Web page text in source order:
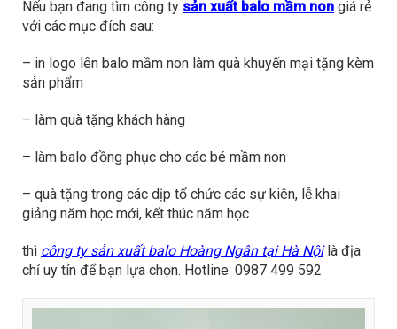
Nếu bạn đang tìm công ty sản xuất balo mầm non giá rẻ
với các mục đích sau:
– in logo lên balo mầm non làm quà khuyến mại tặng kèm
sản phẩm
– làm quà tặng khách hàng
– làm balo đồng phục cho các bé mầm non
– quà tặng trong các dịp tổ chức các sự kiên, lễ khai
giảng năm học mới, kết thúc năm học
thì công ty sản xuất balo Hoàng Ngân tại Hà Nộilà địa
chỉ uy tín để bạn lựa chọn. Hotline: 0987 499 592